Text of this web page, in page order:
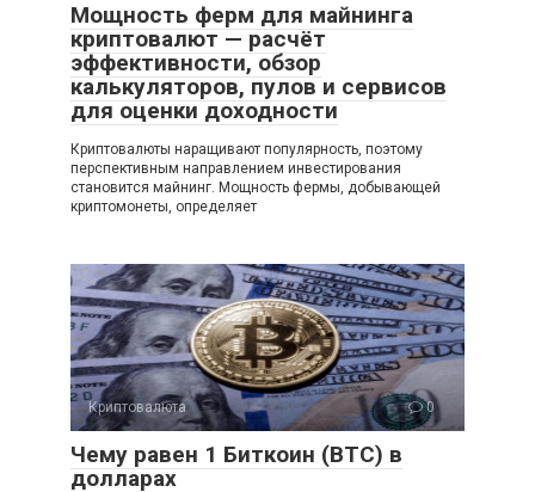
Мощность ферм для майнинга
криптовалют — расчёт
эффективности, обзор
калькуляторов, пулов и сервисов
для оценки доходности
Криптовалюты наращивают популярность, поэтому
перспективным направлением инвестирования
становится майнинг. Мощность фермы, добывающей
криптомонеты, определяет
Криптовалюта 0
Чему равен 1 Биткоин (BTC) в
долларах